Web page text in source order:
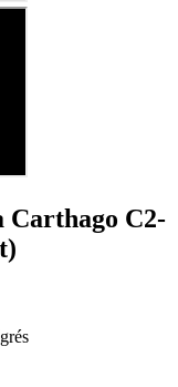
Carthago C2-